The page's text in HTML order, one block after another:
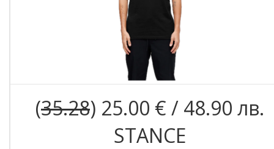
(35.28) 25.00 € / 48.90 лв.
STANCE